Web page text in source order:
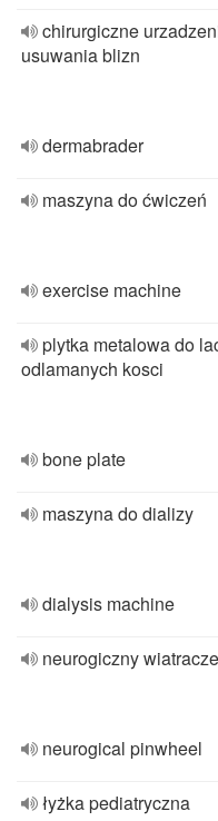
chirurgiczne
usuwania blizn
dermabrader
maszyna do ćwiczeń
exercise machine
plytka metalowa do
odlamanych kosci
bone plate
maszyna do dializy
dialysis machine
neurogiczny
neurogical pinwheel
łyżka pediatryczna